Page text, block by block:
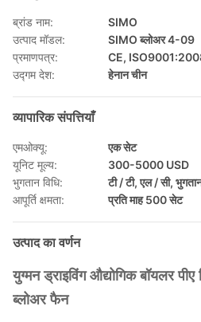
ब्रांड नाम:
SIMO
उत्पाद मॉडल:
SIMO ब्लोअर 4-09
प्रमाणपत्र:
CE,
उद्गम देश:
हेनान चीन
व्यापारिक संपत्तियाँ
एमओक्यू:
एक सेट
यूनिट मूल्य:
300-5000 USD
भुगतान विधि:
टी / टी, एल / सी,
आपूर्ति क्षमता:
प्रति माह 500 सेट
उत्पाद का वर्णन
युग्मन ड्राइविंग औद्योगिक बॉयलर
ब्लोअर फैन